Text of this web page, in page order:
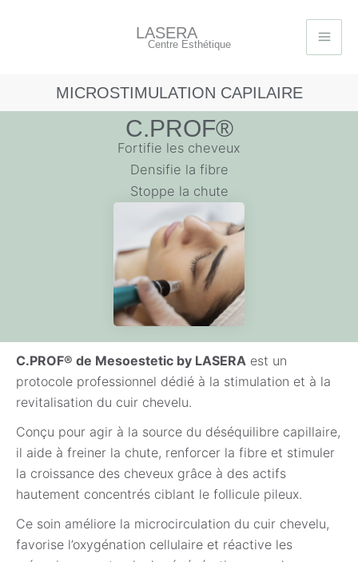
LASERA
Centre Esthétique
MICROSTIMULATION CAPILAIRE
C.PROF®
Fortifie les cheveux
Densifie la fibre
Stoppe la chute
C.PROF® de Mesoestetic by LASERA est un
protocole professionnel dédié à la stimulation et à la
revitalisation du cuir chevelu.
Conçu pour agir à la source du déséquilibre capillaire,
il aide à freiner la chute, renforcer la fibre et stimuler
la croissance des cheveux grâce à des actifs
hautement concentrés ciblant le follicule pileux.
Ce soin améliore la microcirculation du cuir chevelu,
favorise l’oxygénation cellulaire et réactive les